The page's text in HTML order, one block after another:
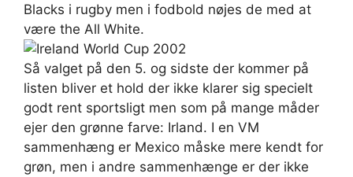
Blacks i rugby men i fodbold nøjes de med at
være the All White.
Så valget på den 5. og sidste der kommer på
listen bliver et hold der ikke klarer sig specielt
godt rent sportsligt men som på mange måder
ejer den grønne farve: Irland. I en VM
sammenhæng er Mexico måske mere kendt for
grøn, men i andre sammenhænge er der ikke